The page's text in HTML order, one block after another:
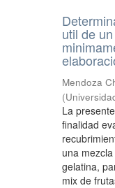
util de
Mendoza
(
La
finalidad
una
gelatina,
mix de